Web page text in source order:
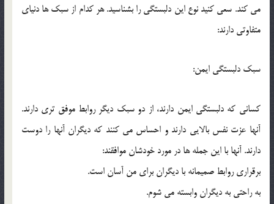
مي کند. سعي کنيد نوع اين دلبستگي را بشناسيد. هر کدام از سبک ها دنياي
متفاوتي دارند:
سبک دلبستگي ايمن:
کساني که دلبستگي ايمن دارند، از دو سبک ديگر روابط موفق تري دارند.
آنها عزت نفس بالايي دارند و احساس مي کنند که ديگران آنها را دوست
دارند. آنها با اين جمله ها در مورد خودشان موافقند:
برقراري روابط صميمانه با ديگران براي من آسان است.
به راحتي به ديگران وابسته مي شوم.